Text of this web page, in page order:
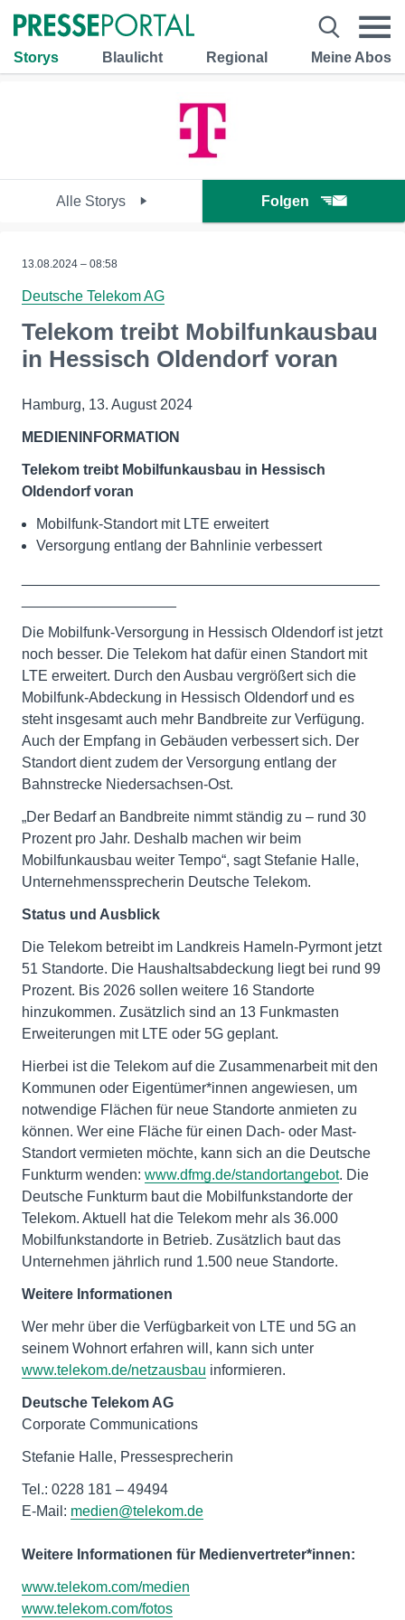
Storys Blaulicht Regional Meine Abos
Alle Storys Folgen
13.08.2024 – 08:58
Deutsche Telekom AG
Telekom treibt Mobilfunkausbau
in Hessisch Oldendorf voran
Hamburg, 13. August 2024
MEDIENINFORMATION
Telekom treibt Mobilfunkausbau in Hessisch
Oldendorf voran
Mobilfunk-Standort mit LTE erweitert
Versorgung entlang der Bahnlinie verbessert
Die Mobilfunk-Versorgung in Hessisch Oldendorf ist jetzt
noch besser. Die Telekom hat dafür einen Standort mit
LTE erweitert. Durch den Ausbau vergrößert sich die
Mobilfunk-Abdeckung in Hessisch Oldendorf und es
steht insgesamt auch mehr Bandbreite zur Verfügung.
Auch der Empfang in Gebäuden verbessert sich. Der
Standort dient zudem der Versorgung entlang der
Bahnstrecke Niedersachsen-Ost.
„Der Bedarf an Bandbreite nimmt ständig zu – rund 30
Prozent pro Jahr. Deshalb machen wir beim
Mobilfunkausbau weiter Tempo“, sagt Stefanie Halle,
Unternehmenssprecherin Deutsche Telekom.
Status und Ausblick
Die Telekom betreibt im Landkreis Hameln-Pyrmont jetzt
51 Standorte. Die Haushaltsabdeckung liegt bei rund 99
Prozent. Bis 2026 sollen weitere 16 Standorte
hinzukommen. Zusätzlich sind an 13 Funkmasten
Erweiterungen mit LTE oder 5G geplant.
Hierbei ist die Telekom auf die Zusammenarbeit mit den
Kommunen oder Eigentümer*innen angewiesen, um
notwendige Flächen für neue Standorte anmieten zu
können. Wer eine Fläche für einen Dach- oder Mast-
Standort vermieten möchte, kann sich an die Deutsche
Funkturm wenden: www.dfmg.de/standortangebot. Die
Deutsche Funkturm baut die Mobilfunkstandorte der
Telekom. Aktuell hat die Telekom mehr als 36.000
Mobilfunkstandorte in Betrieb. Zusätzlich baut das
Unternehmen jährlich rund 1.500 neue Standorte.
Weitere Informationen
Wer mehr über die Verfügbarkeit von LTE und 5G an
seinem Wohnort erfahren will, kann sich unter
www.telekom.de/netzausbau informieren.
Deutsche Telekom AG
Corporate Communications
Tel.: 0228 181 – 49494
E-Mail: medien@telekom.de
Weitere Informationen für Medienvertreter*innen:
www.telekom.com/medien
www.telekom.com/fotos